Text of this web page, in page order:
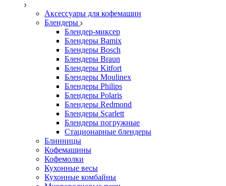
Аксессуары для кофемашин
Блендеры
Блендер-миксер
Блендеры Bamix
Блендеры Bosch
Блендеры Braun
Блендеры Kitfort
Блендеры Moulinex
Блендеры Philips
Блендеры Polaris
Блендеры Redmond
Блендеры Scarlett
Блендеры погружные
Стационарные блендеры
Блинницы
Кофемашины
Кофемолки
Кухонные весы
Кухонные комбайны